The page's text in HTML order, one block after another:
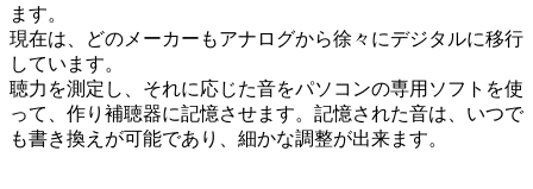
ます。
現在は、どのメーカーもアナログから徐々にデジタルに移行
しています。
聴力を測定し、それに応じた音をパソコンの専用ソフトを使
って、作り補聴器に記憶させます。記憶された音は、いつで
も書き換えが可能であり、細かな調整が出来ます。